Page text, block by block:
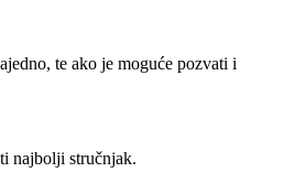
te ako je moguće pozvati i
najbolji stručnjak.